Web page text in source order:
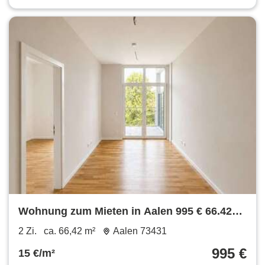
Wohnung zum Mieten in Aalen 995 € 66.42
m²
2 Zi. ca. 66,42 m² Aalen 73431
15 €/m² 995 €